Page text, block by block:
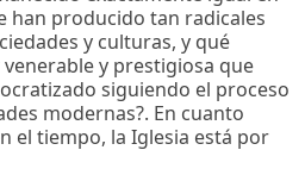
han producido tan radicales
y culturas, y qué
y prestigiosa que
siguiendo el proceso
modernas?. En cuanto
el tiempo, la Iglesia está por